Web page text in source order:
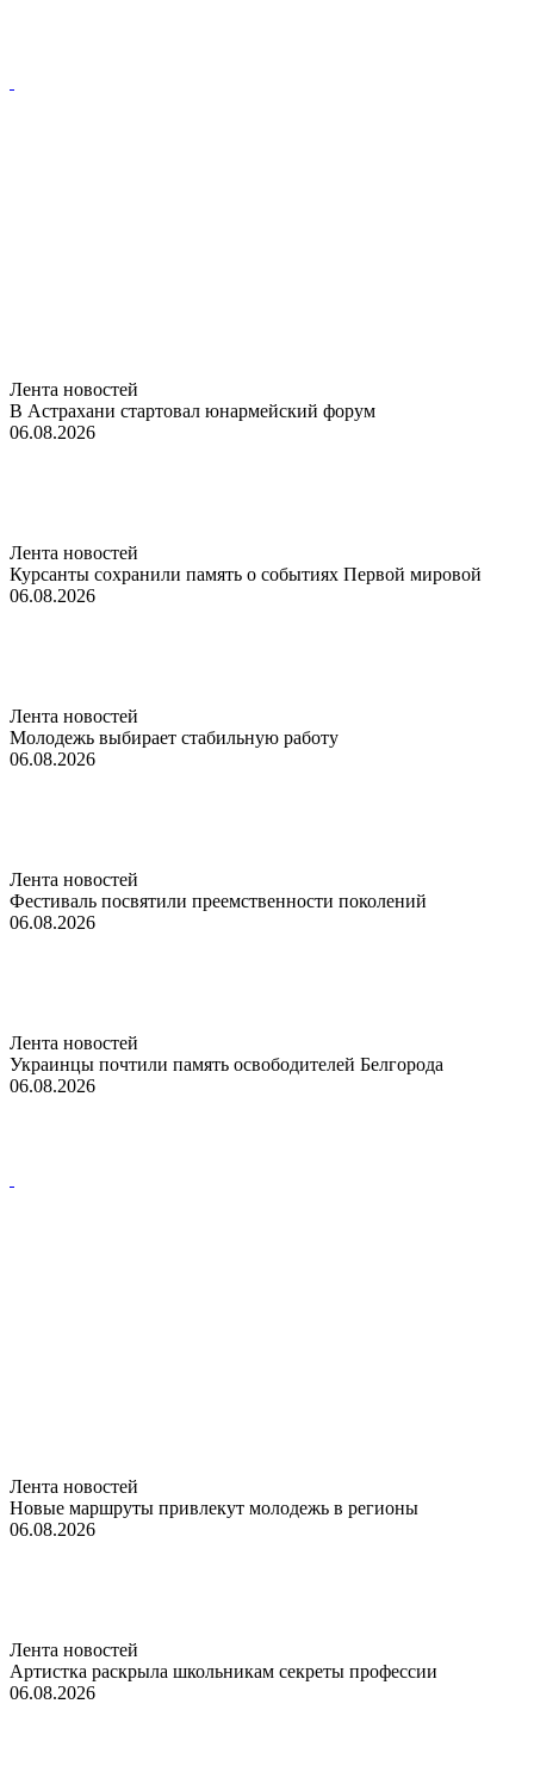
Лента новостей
В Астрахани стартовал юнармейский форум
06.08.2026
Лента новостей
Курсанты сохранили память о событиях Первой мировой
06.08.2026
Лента новостей
Молодежь выбирает стабильную работу
06.08.2026
Лента новостей
Фестиваль посвятили преемственности поколений
06.08.2026
Лента новостей
Украинцы почтили память освободителей Белгорода
06.08.2026
Лента новостей
Новые маршруты привлекут молодежь в регионы
06.08.2026
Лента новостей
Артистка раскрыла школьникам секреты профессии
06.08.2026